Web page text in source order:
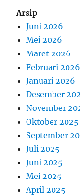
Arsip
Juni 2026
Mei 2026
Maret 2026
Februari 2026
Januari 2026
Desember
November
Oktober 2025
September
Juli 2025
Juni 2025
Mei 2025
April 2025